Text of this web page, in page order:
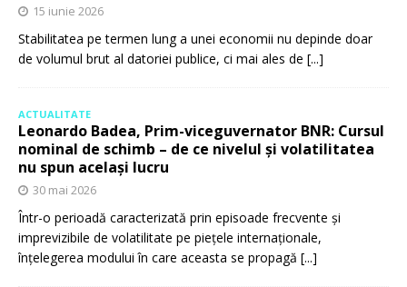
15 iunie 2026
Stabilitatea pe termen lung a unei economii nu depinde doar
de volumul brut al datoriei publice, ci mai ales de [...]
ACTUALITATE
Leonardo Badea, Prim-viceguvernator BNR: Cursul
nominal de schimb – de ce nivelul și volatilitatea
nu spun același lucru
30 mai 2026
Într-o perioadă caracterizată prin episoade frecvente și
imprevizibile de volatilitate pe piețele internaționale,
înțelegerea modului în care aceasta se propagă [...]